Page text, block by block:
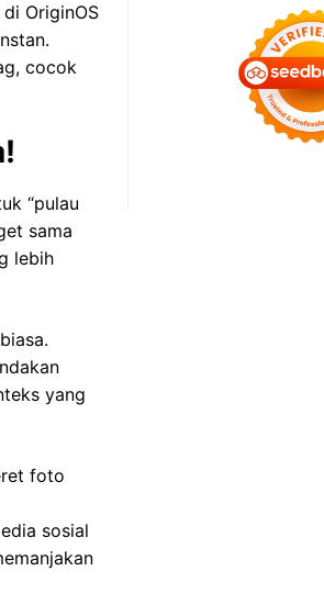
OriginOS
cocok
“pulau
sama
lebih
yang
foto
sosial